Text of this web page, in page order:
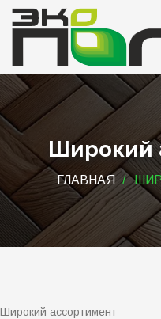
Широкий
ГЛАВНАЯ
Широкий ассортимент